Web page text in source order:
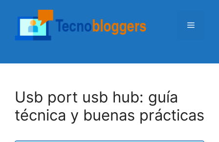
contenido
Menú
Usb port usb hub: guía
técnica y buenas prácticas